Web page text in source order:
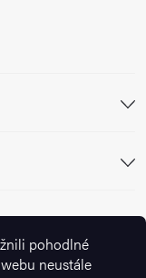
pohodlné
neustále